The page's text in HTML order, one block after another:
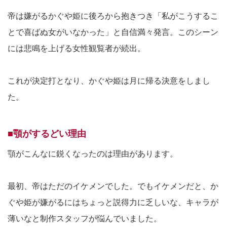
帝は嫌がるかぐや姫に後ろから抱きつき「私がこうするこ
とで喜ばぬ女がいなかった」と自信満々発言。このシーン
には悲鳴を上げる女性観覧者が続出。
これが決定打となり、かぐや姫は月に帰る決意をしまし
た。
■顎がするどい理由
顎がこんなに鋭くなったのは理由があります。
最初、帝はただのイケメンでした。でもイケメンだと、か
ぐや姫が嫌がるにはちょっと説得力に乏しいな、キャラが
薄いなと制作スタッフが悩んでいました。